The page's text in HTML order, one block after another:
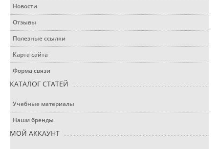
Новости
Отзывы
Полезные ссылки
Карта сайта
Форма связи
КАТАЛОГ СТАТЕЙ
Учебные материалы
Наши бренды
МОЙ АККАУНТ